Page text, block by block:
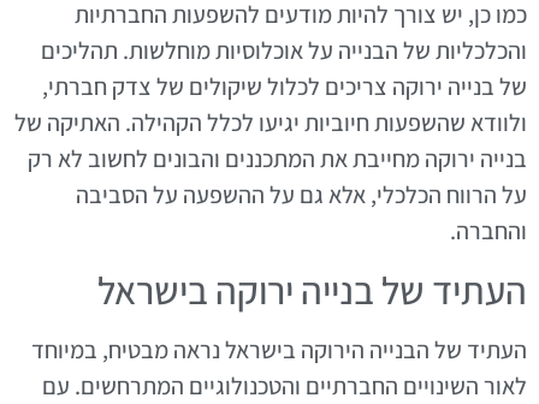
כמו כן, יש צורך להיות מודעים להשפעות החברתיות
והכלכליות של הבנייה על אוכלוסיות מוחלשות. תהליכים
של בנייה ירוקה צריכים לכלול שיקולים של צדק חברתי,
ולוודא שהשפעות חיוביות יגיעו לכלל הקהילה. האתיקה של
בנייה ירוקה מחייבת את המתכננים והבונים לחשוב לא רק
על הרווח הכלכלי, אלא גם על ההשפעה על הסביבה
והחברה.
העתיד של בנייה ירוקה בישראל
העתיד של הבנייה הירוקה בישראל נראה מבטיח, במיוחד
לאור השינויים החברתיים והטכנולוגיים המתרחשים. עם